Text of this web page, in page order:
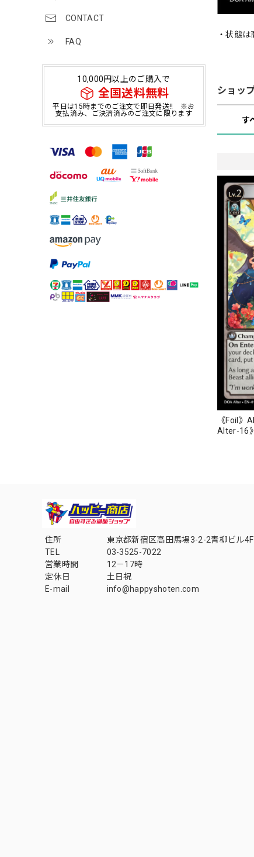
CONTACT
FAQ
10,000円以上のご購入で
全国送料無料
平日は15時までのご注文で即日発送!! ※お
支払済み、ご決済済みのご注文に限ります
・状態
ショッ
す
《Foil》
Alter-16》
住所
東京都新宿区高田馬場3-2-2青柳ビル4F
TEL
03-3525-7022
営業時間
12－17時
定休日
土日祝
E-mail
info@happyshoten.com